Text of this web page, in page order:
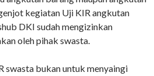
kegiatan Uji KIR angkutan
DKI sudah mengizinkan
oleh pihak swasta.
swasta bukan untuk menyaingi